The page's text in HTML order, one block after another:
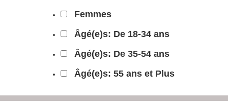
Femmes
Âgé(e)s: De 18-34 ans
Âgé(e)s: De 35-54 ans
Âgé(e)s: 55 ans et Plus